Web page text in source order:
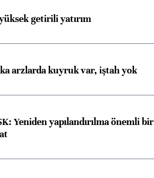
getirili yatırım
arzlarda kuyruk var, iştah yok
Yeniden yapılandırılma önemli bir